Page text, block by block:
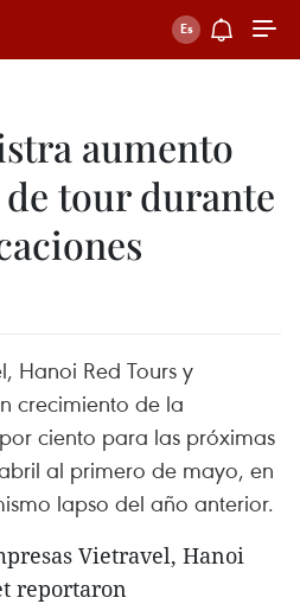
aumento
tour durante
Hanoi Red Tours y
crecimiento de la
ciento para las próximas
al primero de mayo, en
lapso del año anterior.
Vietravel, Hanoi
reportaron